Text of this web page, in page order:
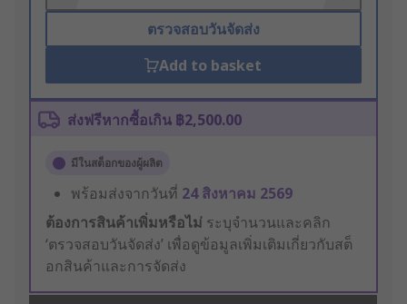
ตรวจสอบวันจัดส่ง
Add to basket
ส่งฟรีหากซื้อเกิน ฿2,500.00
มีในสต็อกของผู้ผลิต
พร้อมส่งจากวันที่ 24 สิงหาคม 2569
ต้องการสินค้าเพิ่มหรือไม่ ระบุจำนวนและคลิก
‘ตรวจสอบวันจัดส่ง’ เพื่อดูข้อมูลเพิ่มเติมเกี่ยวกับสต็
อกสินค้าและการจัดส่ง